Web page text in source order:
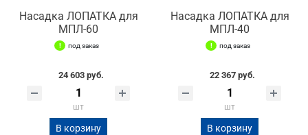
Насадка ЛОПАТКА для
МПЛ-60
под заказ
24 603 руб.
шт
В корзину
Насадка ЛОПАТКА для
МПЛ-40
под заказ
22 367 руб.
шт
В корзину